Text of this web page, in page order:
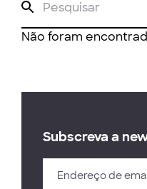
Não foram
Subscreva a